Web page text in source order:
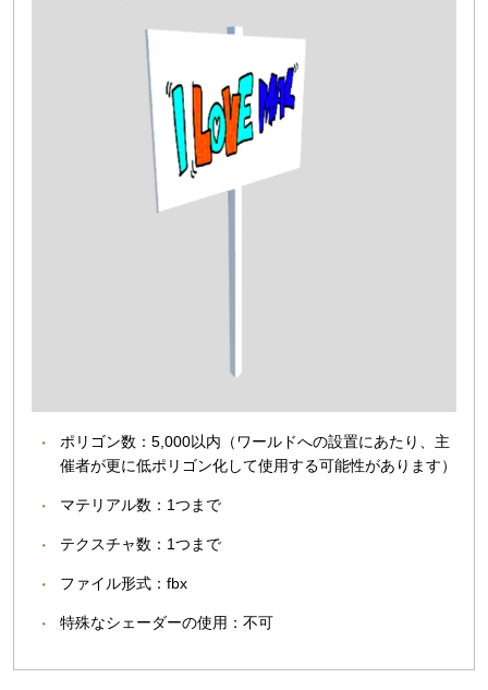
ポリゴン数：5,000以内（ワールドへの設置にあたり、主
催者が更に低ポリゴン化して使用する可能性があります）
マテリアル数：1つまで
テクスチャ数：1つまで
ファイル形式：fbx
特殊なシェーダーの使用：不可